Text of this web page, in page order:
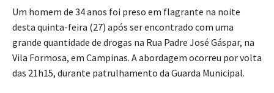
Um homem de 34 anos foi preso em flagrante na noite
desta quinta-feira (27) após ser encontrado com uma
grande quantidade de drogas na Rua Padre José Gáspar, na
Vila Formosa, em Campinas. A abordagem ocorreu por volta
das 21h15, durante patrulhamento da Guarda Municipal.